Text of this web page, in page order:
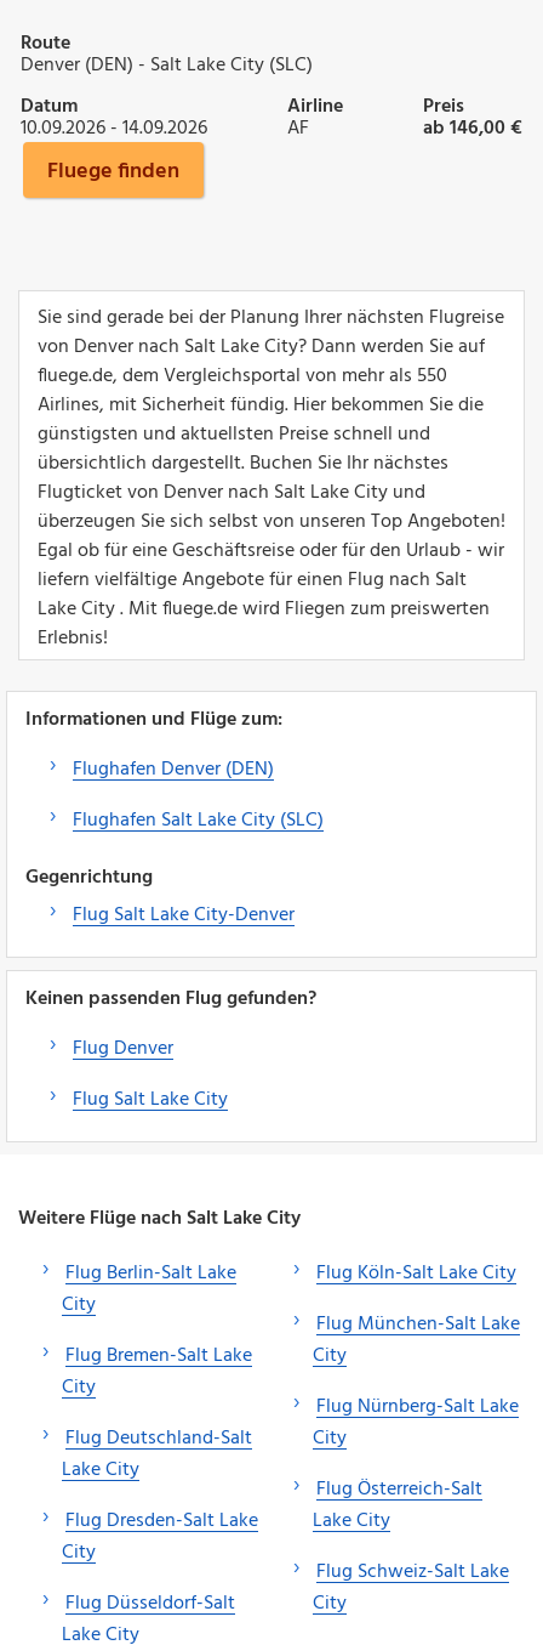
Route
Denver (DEN) - Salt Lake City (SLC)
Datum
10.09.2026 - 14.09.2026
Airline
AF
Preis
ab 146,00 €
Fluege finden
Sie sind gerade bei der Planung Ihrer nächsten Flugreise
von Denver nach Salt Lake City? Dann werden Sie auf
fluege.de, dem Vergleichsportal von mehr als 550
Airlines, mit Sicherheit fündig. Hier bekommen Sie die
günstigsten und aktuellsten Preise schnell und
übersichtlich dargestellt. Buchen Sie Ihr nächstes
Flugticket von Denver nach Salt Lake City und
überzeugen Sie sich selbst von unseren Top Angeboten!
Egal ob für eine Geschäftsreise oder für den Urlaub - wir
liefern vielfältige Angebote für einen Flug nach Salt
Lake City . Mit fluege.de wird Fliegen zum preiswerten
Erlebnis!
Informationen und Flüge zum:
Flughafen Denver (DEN)
Flughafen Salt Lake City (SLC)
Gegenrichtung
Flug Salt Lake City-Denver
Keinen passenden Flug gefunden?
Flug Denver
Flug Salt Lake City
Weitere Flüge nach Salt Lake City
Flug Berlin-Salt Lake
City
Flug Bremen-Salt Lake
City
Flug Deutschland-Salt
Lake City
Flug Dresden-Salt Lake
City
Flug Düsseldorf-Salt
Lake City
Flug Köln-Salt Lake City
Flug München-Salt Lake
City
Flug Nürnberg-Salt Lake
City
Flug Österreich-Salt
Lake City
Flug Schweiz-Salt Lake
City